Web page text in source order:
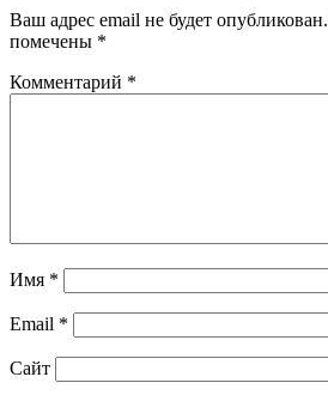
Ваш адрес email не будет опубликован.
помечены *
Комментарий *
Имя *
Email *
Сайт